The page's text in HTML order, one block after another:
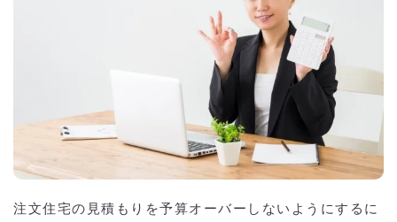
注文住宅の見積もりを予算オーバーしないようにするに